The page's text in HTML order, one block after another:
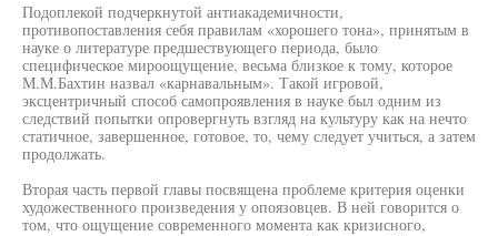
Подоплекой подчеркнутой антиакадемичности,
противопоставления себя правилам «хорошего тона», принятым в
науке о литературе предшествующего периода, было
специфическое мироощущение, весьма близкое к тому, которое
М.М.Бахтин назвал «карнавальным». Такой игровой,
эксцентричный способ самопроявления в науке был одним из
следствий попытки опровергнуть взгляд на культуру как на нечто
статичное, завершенное, готовое, то, чему следует учиться, а затем
продолжать.
Вторая часть первой главы посвящена проблеме критерия оценки
художественного произведения у опоязовцев. В ней говорится о
том, что ощущение современного момента как кризисного,